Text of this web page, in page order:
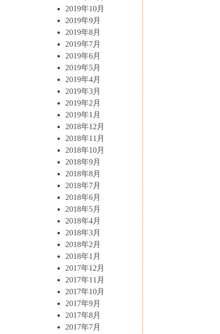
2019年10月
2019年9月
2019年8月
2019年7月
2019年6月
2019年5月
2019年4月
2019年3月
2019年2月
2019年1月
2018年12月
2018年11月
2018年10月
2018年9月
2018年8月
2018年7月
2018年6月
2018年5月
2018年4月
2018年3月
2018年2月
2018年1月
2017年12月
2017年11月
2017年10月
2017年9月
2017年8月
2017年7月